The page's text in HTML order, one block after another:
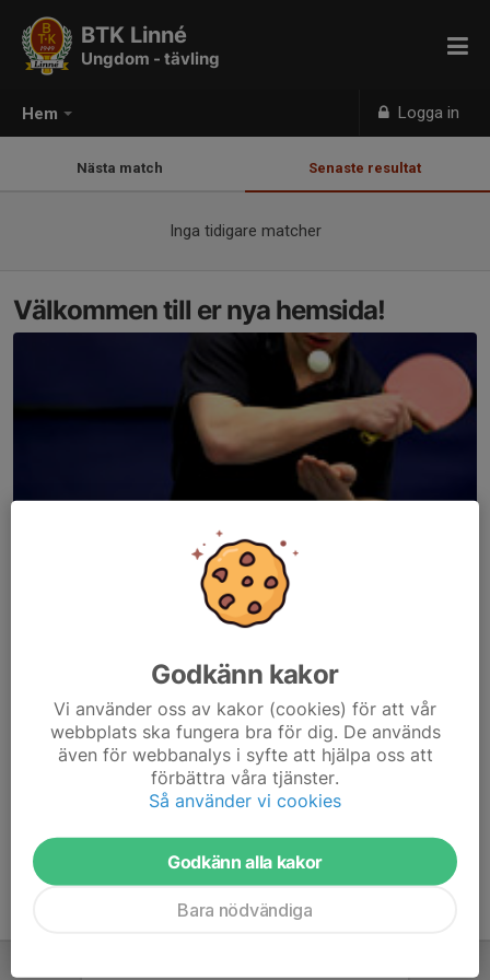
Hem Logga in
BTK Linné
Ungdom - tävling
Nästa match Senaste resultat
Inga tidigare matcher
Välkommen till er nya hemsida!
Här hamnar automatiskt de senaste nyheterna på hemsidan. För
att kunna börja administrera hemsidan loggar du in högst upp till
höger.
Godkänn kakor
Vi använder oss av kakor (cookies) för att vår
webbplats ska fungera bra för dig. De används
även för webbanalys i syfte att hjälpa oss att
förbättra våra tjänster.
Så använder vi cookies
Godkänn alla kakor
Bara nödvändiga